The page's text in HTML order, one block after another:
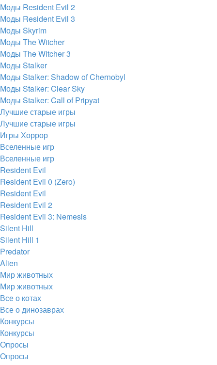
Моды Resident Evil 2
Моды Resident Evil 3
Моды Skyrim
Моды The Witcher
Моды The Witcher 3
Моды Stalker
Моды Stalker: Shadow of Chernobyl
Моды Stalker: Clear Sky
Моды Stalker: Call of Pripyat
Лучшие старые игры
Лучшие старые игры
Игры Хоррор
Вселенные игр
Вселенные игр
Resident Evil
Resident Evil 0 (Zero)
Resident Evil
Resident Evil 2
Resident Evil 3: Nemesis
Silent Hill
Silent Hill 1
Predator
Alien
Мир животных
Мир животных
Все о котах
Все о динозаврах
Конкурсы
Конкурсы
Опросы
Опросы